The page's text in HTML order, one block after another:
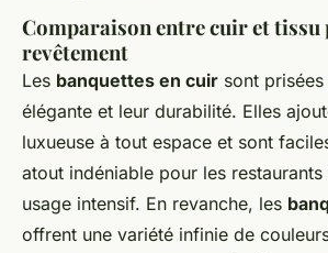
Comparaison entre cuir et tissu
revêtement
Les banquettes en cuir sont
élégante et leur durabilité. Elles
luxueuse à tout espace et sont
atout indéniable pour les restaurants
usage intensif. En revanche, les
offrent une variété infinie de